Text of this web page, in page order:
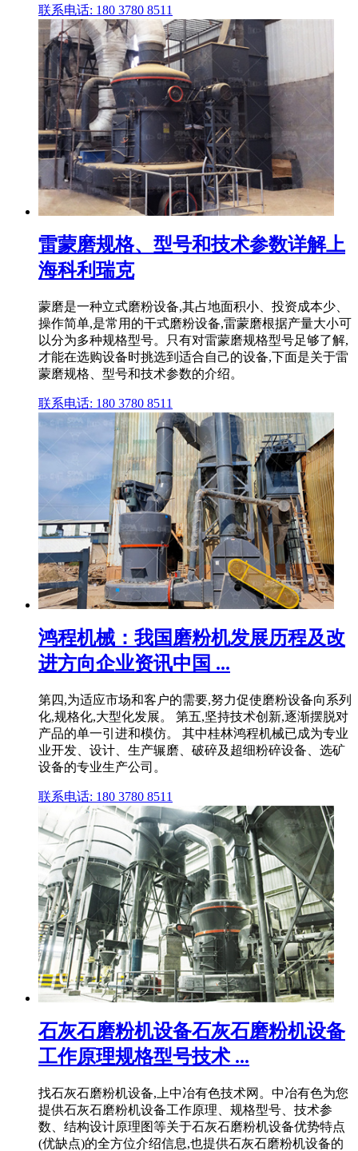
联系电话: 180 3780 8511
雷蒙磨规格、型号和技术参数详解上
海科利瑞克
蒙磨是一种立式磨粉设备,其占地面积小、投资成本少、
操作简单,是常用的干式磨粉设备,雷蒙磨根据产量大小可
以分为多种规格型号。只有对雷蒙磨规格型号足够了解,
才能在选购设备时挑选到适合自己的设备,下面是关于雷
蒙磨规格、型号和技术参数的介绍。
联系电话: 180 3780 8511
鸿程机械：我国磨粉机发展历程及改
进方向企业资讯中国 ...
第四,为适应市场和客户的需要,努力促使磨粉设备向系列
化,规格化,大型化发展。 第五,坚持技术创新,逐渐摆脱对
产品的单一引进和模仿。 其中桂林鸿程机械已成为专业
业开发、设计、生产辗磨、破碎及超细粉碎设备、选矿
设备的专业生产公司。
联系电话: 180 3780 8511
石灰石磨粉机设备石灰石磨粉机设备
工作原理规格型号技术 ...
找石灰石磨粉机设备,上中冶有色技术网。中冶有色为您
提供石灰石磨粉机设备工作原理、规格型号、技术参
数、结构设计原理图等关于石灰石磨粉机设备优势特点
(优缺点)的全方位介绍信息,也提供石灰石磨粉机设备的